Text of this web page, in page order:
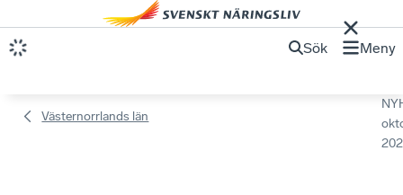
Sök Meny
Västernorrlands län